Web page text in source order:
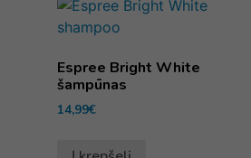
Espree Bright White
šampūnas
14,99€